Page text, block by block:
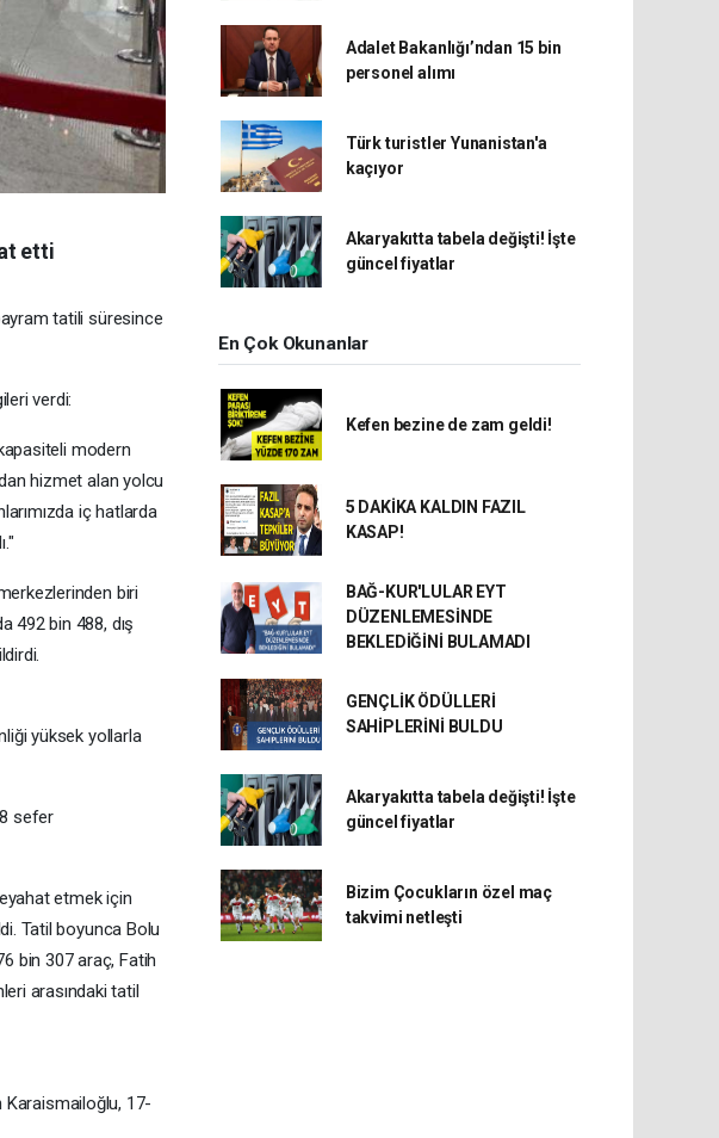
etti
tatili süresince
verdi:
modern
hizmet alan yolcu
iç hatlarda
biri
492 bin 488, dış
yüksek yollarla
sefer
etmek için
Tatil boyunca Bolu
bin 307 araç, Fatih
arasındaki tatil
Karaismailoğlu, 17-
Adalet Bakanlığı’ndan 15 bin
personel alımı
Türk turistler Yunanistan'a
kaçıyor
Akaryakıtta tabela değişti! İşte
güncel fiyatlar
En Çok Okunanlar
Kefen bezine de zam geldi!
5 DAKİKA KALDIN FAZIL
KASAP!
BAĞ-KUR'LULAR EYT
DÜZENLEMESİNDE
BEKLEDİĞİNİ BULAMADI
GENÇLİK ÖDÜLLERİ
SAHİPLERİNİ BULDU
Akaryakıtta tabela değişti! İşte
güncel fiyatlar
Bizim Çocukların özel maç
takvimi netleşti